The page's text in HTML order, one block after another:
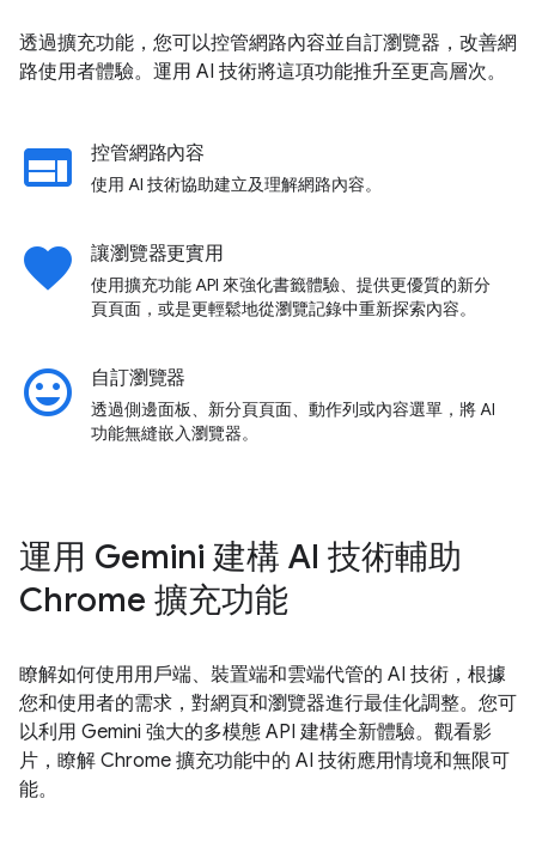
透過擴充功能，您可以控管網路內容並自訂瀏覽器，改善網
路使用者體驗。運用 AI 技術將這項功能推升至更高層次。
web 控管網路內容
使用 AI 技術協助建立及理解網路內容。
favorite 讓瀏覽器更實用
使用擴充功能 API 來強化書籤體驗、提供更優質的新分
頁頁面，或是更輕鬆地從瀏覽記錄中重新探索內容。
insert_emoticon 自訂瀏覽器
透過側邊面板、新分頁頁面、動作列或內容選單，將 AI
功能無縫嵌入瀏覽器。
運用 Gemini 建構 AI 技術輔助
Chrome 擴充功能
瞭解如何使用用戶端、裝置端和雲端代管的 AI 技術，根據
您和使用者的需求，對網頁和瀏覽器進行最佳化調整。您可
以利用 Gemini 強大的多模態 API 建構全新體驗。觀看影
片，瞭解 Chrome 擴充功能中的 AI 技術應用情境和無限可
能。